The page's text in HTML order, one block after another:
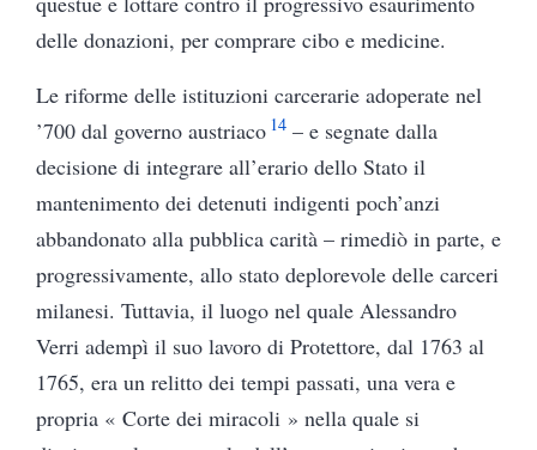
delle donazioni, per comprare cibo e medicine.
Le riforme delle istituzioni carcerarie adoperate nel
’700 dal governo austriaco 14– e segnate dalla
decisione di integrare all’erario dello Stato il
mantenimento dei detenuti indigenti poch’anzi
abbandonato alla pubblica carità – rimediò in parte, e
progressivamente, allo stato deplorevole delle carceri
milanesi. Tuttavia, il luogo nel quale Alessandro
Verri adempì il suo lavoro di Protettore, dal 1763 al
1765, era un relitto dei tempi passati, una vera e
propria « Corte dei miracoli » nella quale si